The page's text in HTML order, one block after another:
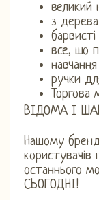
великий
з дерева
все, що
ручки
Торгова
ВІДОМА І
Нашому
останнього
СЬОГОДНІ!